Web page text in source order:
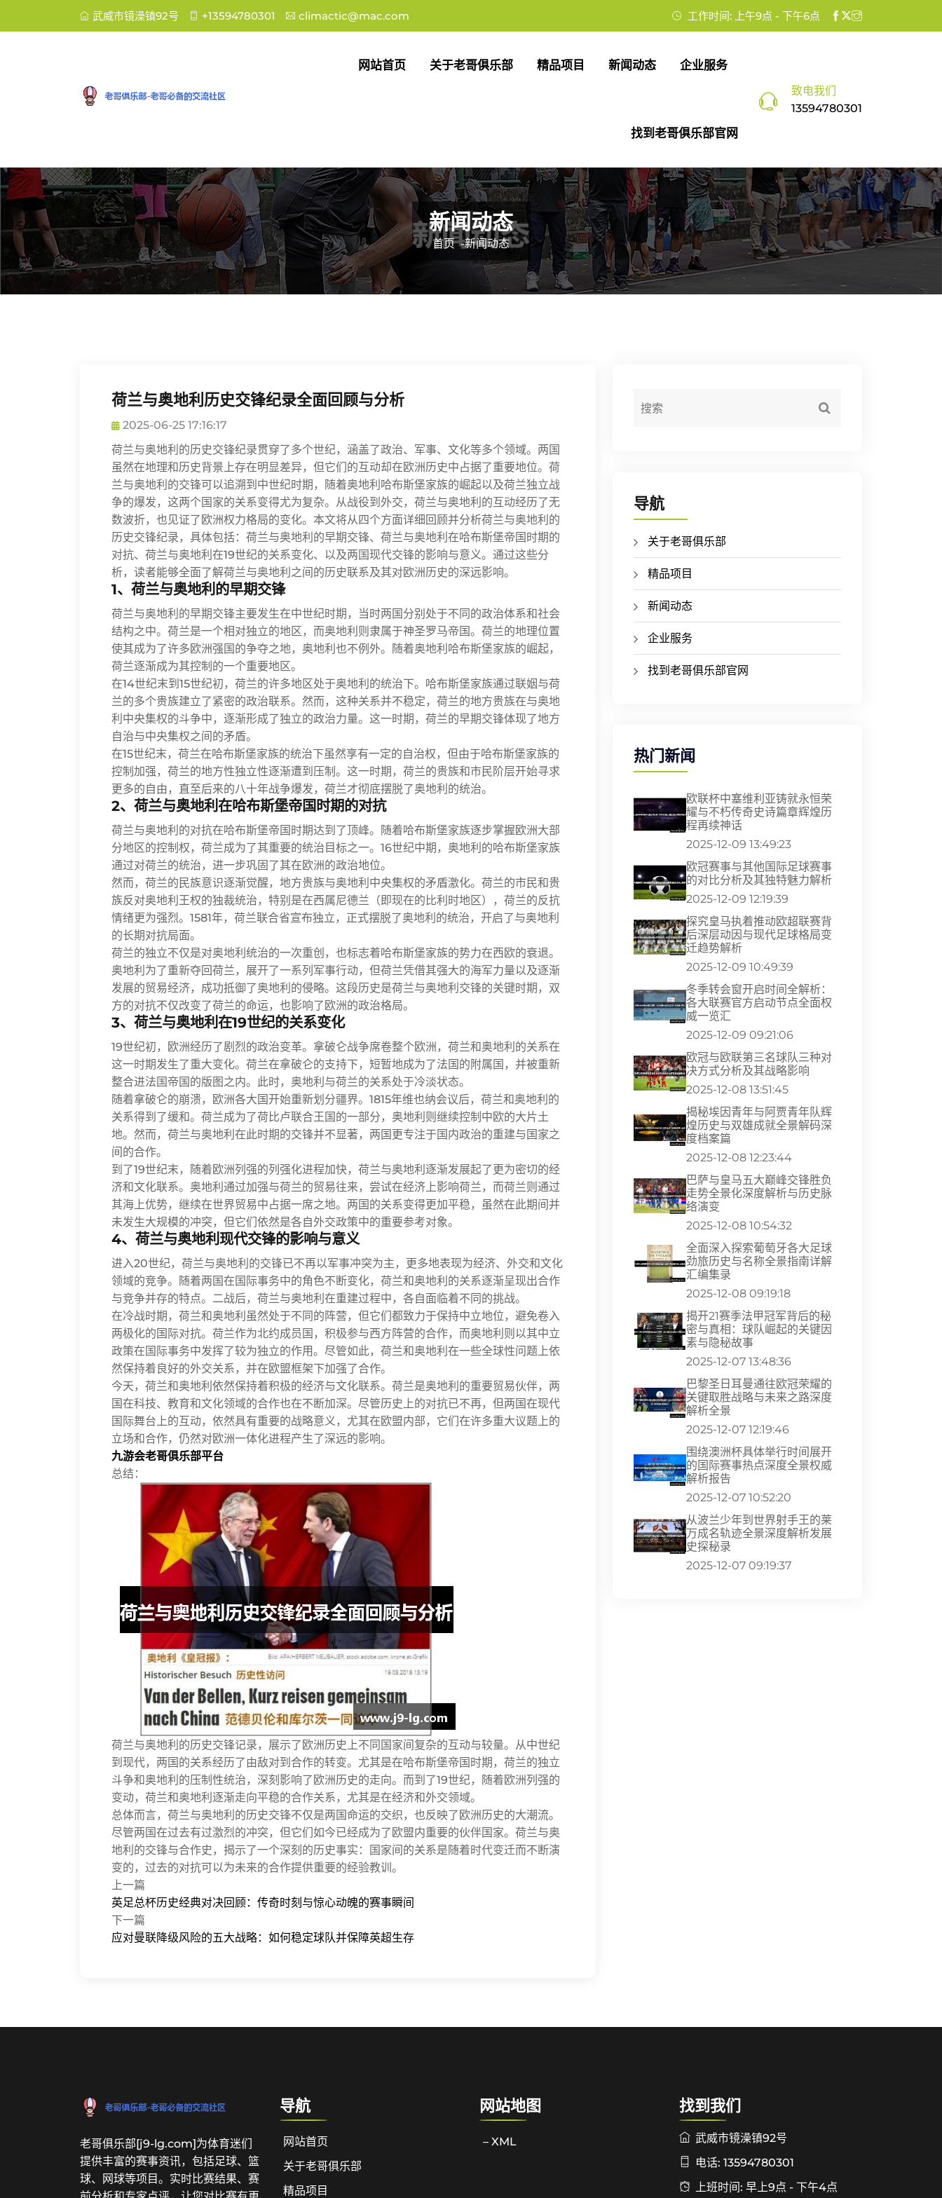
武威市镜澡镇92号 +13594780301 climactic@mac.com 工作时间: 上午9点 - 下午6点
网站首页 关于老哥俱乐部 精品项目 新闻动态 企业服务
找到老哥俱乐部官网
致电我们
13594780301
新闻动态
首页 -新闻动态
荷兰与奥地利历史交锋纪录全面回顾与分析
2025-06-25 17:16:17
荷兰与奥地利的历史交锋纪录贯穿了多个世纪，涵盖了政治、军事、文化等多个领域。两国
虽然在地理和历史背景上存在明显差异，但它们的互动却在欧洲历史中占据了重要地位。荷
兰与奥地利的交锋可以追溯到中世纪时期，随着奥地利哈布斯堡家族的崛起以及荷兰独立战
争的爆发，这两个国家的关系变得尤为复杂。从战役到外交，荷兰与奥地利的互动经历了无
数波折，也见证了欧洲权力格局的变化。本文将从四个方面详细回顾并分析荷兰与奥地利的
历史交锋纪录，具体包括：荷兰与奥地利的早期交锋、荷兰与奥地利在哈布斯堡帝国时期的
对抗、荷兰与奥地利在19世纪的关系变化、以及两国现代交锋的影响与意义。通过这些分
析，读者能够全面了解荷兰与奥地利之间的历史联系及其对欧洲历史的深远影响。
1、荷兰与奥地利的早期交锋
荷兰与奥地利的早期交锋主要发生在中世纪时期，当时两国分别处于不同的政治体系和社会
结构之中。荷兰是一个相对独立的地区，而奥地利则隶属于神圣罗马帝国。荷兰的地理位置
使其成为了许多欧洲强国的争夺之地，奥地利也不例外。随着奥地利哈布斯堡家族的崛起，
荷兰逐渐成为其控制的一个重要地区。
在14世纪末到15世纪初，荷兰的许多地区处于奥地利的统治下。哈布斯堡家族通过联姻与荷
兰的多个贵族建立了紧密的政治联系。然而，这种关系并不稳定，荷兰的地方贵族在与奥地
利中央集权的斗争中，逐渐形成了独立的政治力量。这一时期，荷兰的早期交锋体现了地方
自治与中央集权之间的矛盾。
在15世纪末，荷兰在哈布斯堡家族的统治下虽然享有一定的自治权，但由于哈布斯堡家族的
控制加强，荷兰的地方性独立性逐渐遭到压制。这一时期，荷兰的贵族和市民阶层开始寻求
更多的自由，直至后来的八十年战争爆发，荷兰才彻底摆脱了奥地利的统治。
2、荷兰与奥地利在哈布斯堡帝国时期的对抗
荷兰与奥地利的对抗在哈布斯堡帝国时期达到了顶峰。随着哈布斯堡家族逐步掌握欧洲大部
分地区的控制权，荷兰成为了其重要的统治目标之一。16世纪中期，奥地利的哈布斯堡家族
通过对荷兰的统治，进一步巩固了其在欧洲的政治地位。
然而，荷兰的民族意识逐渐觉醒，地方贵族与奥地利中央集权的矛盾激化。荷兰的市民和贵
族反对奥地利王权的独裁统治，特别是在西属尼德兰（即现在的比利时地区），荷兰的反抗
情绪更为强烈。1581年，荷兰联合省宣布独立，正式摆脱了奥地利的统治，开启了与奥地利
的长期对抗局面。
荷兰的独立不仅是对奥地利统治的一次重创，也标志着哈布斯堡家族的势力在西欧的衰退。
奥地利为了重新夺回荷兰，展开了一系列军事行动，但荷兰凭借其强大的海军力量以及逐渐
发展的贸易经济，成功抵御了奥地利的侵略。这段历史是荷兰与奥地利交锋的关键时期，双
方的对抗不仅改变了荷兰的命运，也影响了欧洲的政治格局。
3、荷兰与奥地利在19世纪的关系变化
19世纪初，欧洲经历了剧烈的政治变革。拿破仑战争席卷整个欧洲，荷兰和奥地利的关系在
这一时期发生了重大变化。荷兰在拿破仑的支持下，短暂地成为了法国的附属国，并被重新
整合进法国帝国的版图之内。此时，奥地利与荷兰的关系处于冷淡状态。
随着拿破仑的崩溃，欧洲各大国开始重新划分疆界。1815年维也纳会议后，荷兰和奥地利的
关系得到了缓和。荷兰成为了荷比卢联合王国的一部分，奥地利则继续控制中欧的大片土
地。然而，荷兰与奥地利在此时期的交锋并不显著，两国更专注于国内政治的重建与国家之
间的合作。
到了19世纪末，随着欧洲列强的列强化进程加快，荷兰与奥地利逐渐发展起了更为密切的经
济和文化联系。奥地利通过加强与荷兰的贸易往来，尝试在经济上影响荷兰，而荷兰则通过
其海上优势，继续在世界贸易中占据一席之地。两国的关系变得更加平稳，虽然在此期间并
未发生大规模的冲突，但它们依然是各自外交政策中的重要参考对象。
4、荷兰与奥地利现代交锋的影响与意义
进入20世纪，荷兰与奥地利的交锋已不再以军事冲突为主，更多地表现为经济、外交和文化
领域的竞争。随着两国在国际事务中的角色不断变化，荷兰和奥地利的关系逐渐呈现出合作
与竞争并存的特点。二战后，荷兰与奥地利在重建过程中，各自面临着不同的挑战。
在冷战时期，荷兰和奥地利虽然处于不同的阵营，但它们都致力于保持中立地位，避免卷入
两极化的国际对抗。荷兰作为北约成员国，积极参与西方阵营的合作，而奥地利则以其中立
政策在国际事务中发挥了较为独立的作用。尽管如此，荷兰和奥地利在一些全球性问题上依
然保持着良好的外交关系，并在欧盟框架下加强了合作。
今天，荷兰和奥地利依然保持着积极的经济与文化联系。荷兰是奥地利的重要贸易伙伴，两
国在科技、教育和文化领域的合作也在不断加深。尽管历史上的对抗已不再，但两国在现代
国际舞台上的互动，依然具有重要的战略意义，尤其在欧盟内部，它们在许多重大议题上的
立场和合作，仍然对欧洲一体化进程产生了深远的影响。
九游会老哥俱乐部平台
总结：
荷兰与奥地利的历史交锋记录，展示了欧洲历史上不同国家间复杂的互动与较量。从中世纪
到现代，两国的关系经历了由敌对到合作的转变。尤其是在哈布斯堡帝国时期，荷兰的独立
斗争和奥地利的压制性统治，深刻影响了欧洲历史的走向。而到了19世纪，随着欧洲列强的
变动，荷兰和奥地利逐渐走向平稳的合作关系，尤其是在经济和外交领域。
总体而言，荷兰与奥地利的历史交锋不仅是两国命运的交织，也反映了欧洲历史的大潮流。
尽管两国在过去有过激烈的冲突，但它们如今已经成为了欧盟内重要的伙伴国家。荷兰与奥
地利的交锋与合作史，揭示了一个深刻的历史事实：国家间的关系是随着时代变迁而不断演
变的，过去的对抗可以为未来的合作提供重要的经验教训。
上一篇
英足总杯历史经典对决回顾：传奇时刻与惊心动魄的赛事瞬间
下一篇
应对曼联降级风险的五大战略：如何稳定球队并保障英超生存
导航
关于老哥俱乐部
精品项目
新闻动态
企业服务
找到老哥俱乐部官网
热门新闻
欧联杯中塞维利亚铸就永恒荣
耀与不朽传奇史诗篇章辉煌历
程再续神话
2025-12-09 13:49:23
欧冠赛事与其他国际足球赛事
的对比分析及其独特魅力解析
2025-12-09 12:19:39
探究皇马执着推动欧超联赛背
后深层动因与现代足球格局变
迁趋势解析
2025-12-09 10:49:39
冬季转会窗开启时间全解析：
各大联赛官方启动节点全面权
威一览汇
2025-12-09 09:21:06
欧冠与欧联第三名球队三种对
决方式分析及其战略影响
2025-12-08 13:51:45
揭秘埃因青年与阿贾青年队辉
煌历史与双雄成就全景解码深
度档案篇
2025-12-08 12:23:44
巴萨与皇马五大巅峰交锋胜负
走势全景化深度解析与历史脉
络演变
2025-12-08 10:54:32
全面深入探索葡萄牙各大足球
劲旅历史与名称全景指南详解
汇编集录
2025-12-08 09:19:18
揭开21赛季法甲冠军背后的秘
密与真相：球队崛起的关键因
素与隐秘故事
2025-12-07 13:48:36
巴黎圣日耳曼通往欧冠荣耀的
关键取胜战略与未来之路深度
解析全景
2025-12-07 12:19:46
围绕澳洲杯具体举行时间展开
的国际赛事热点深度全景权威
解析报告
2025-12-07 10:52:20
从波兰少年到世界射手王的莱
万成名轨迹全景深度解析发展
史探秘录
2025-12-07 09:19:37
老哥俱乐部[j9-lg.com]为体育迷们
提供丰富的赛事资讯，包括足球、篮
球、网球等项目。实时比赛结果、赛
导航
网站首页
关于老哥俱乐部
精品项目
网站地图
– XML
找到我们
武威市镜澡镇92号
电话: 13594780301
上班时间: 早上9点 - 下午4点